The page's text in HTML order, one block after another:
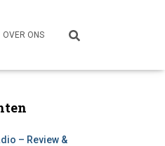
OVER ONS
– Review &